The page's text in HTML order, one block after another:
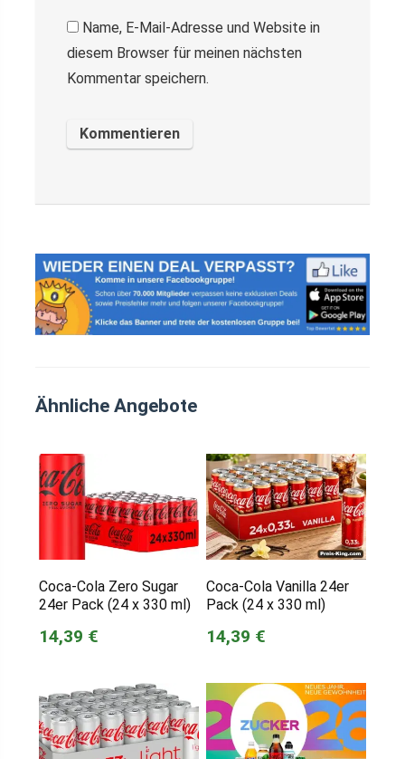
Name, E-Mail-Adresse und Website in
diesem Browser für meinen nächsten
Kommentar speichern.
Ähnliche Angebote
Coca-Cola Zero Sugar
24er Pack (24 x 330 ml)
14,39 €
Coca-Cola Vanilla 24er
Pack (24 x 330 ml)
14,39 €